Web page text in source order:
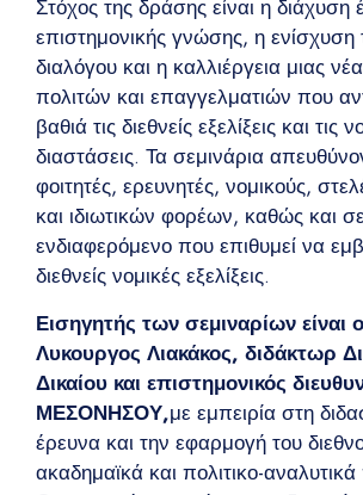
Στόχος της δράσης είναι η διάχυση
επιστημονικής γνώσης, η ενίσχυση
διαλόγου και η καλλιέργεια μιας
πολιτών και επαγγελματιών που
βαθιά τις διεθνείς εξελίξεις και τις
διαστάσεις. Τα σεμινάρια
φοιτητές, ερευνητές, νομικούς,
και ιδιωτικών φορέων, καθώς και
ενδιαφερόμενο που επιθυμεί να
διεθνείς νομικές εξελίξεις.
Εισηγητής των σεμιναρίων είναι
Λυκουργος Λιακάκος, διδάκτωρ
Δικαίου και επιστημονικός
ΜΕΣΟΝΗΣΟΥ,με εμπειρία στη
έρευνα και την εφαρμογή του
ακαδημαϊκά και πολιτικο-